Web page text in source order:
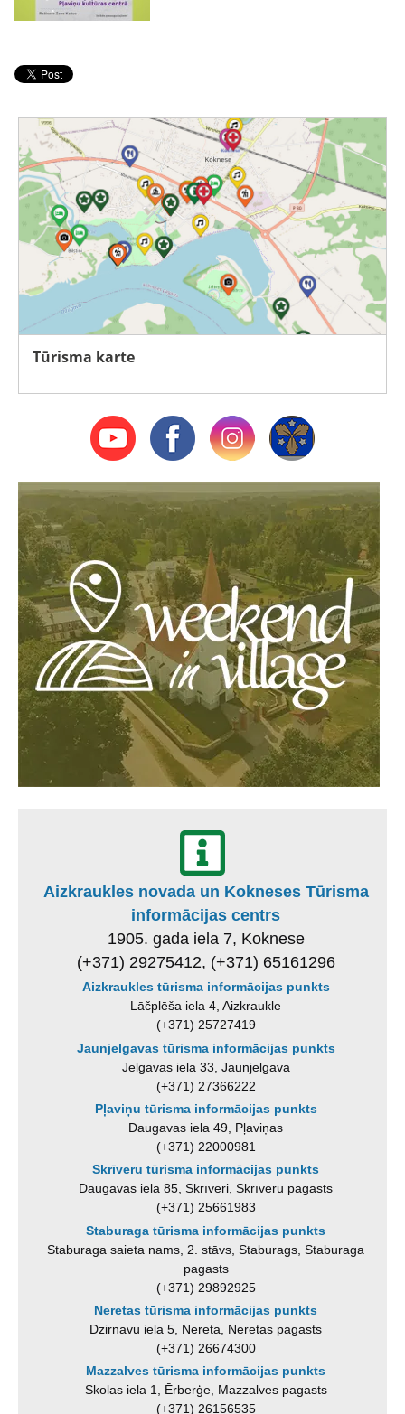
Tūrisma karte
Aizkraukles novada un Kokneses Tūrisma
informācijas centrs
1905. gada iela 7, Koknese
(+371) 29275412, (+371) 65161296
Aizkraukles tūrisma informācijas punkts
Lāčplēša iela 4, Aizkraukle
(+371) 25727419
Jaunjelgavas tūrisma informācijas punkts
Jelgavas iela 33, Jaunjelgava
(+371) 27366222
Pļaviņu tūrisma informācijas punkts
Daugavas iela 49, Pļaviņas
(+371) 22000981
Skrīveru tūrisma informācijas punkts
Daugavas iela 85, Skrīveri, Skrīveru pagasts
(+371) 25661983
Staburaga tūrisma informācijas punkts
Staburaga saieta nams, 2. stāvs, Staburags, Staburaga
pagasts
(+371) 29892925
Neretas tūrisma informācijas punkts
Dzirnavu iela 5, Nereta, Neretas pagasts
(+371) 26674300
Mazzalves tūrisma informācijas punkts
Skolas iela 1, Ērberģe, Mazzalves pagasts
(+371) 26156535